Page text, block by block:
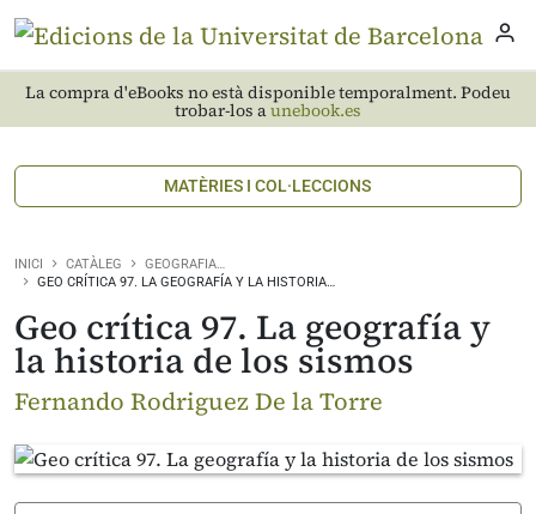
La compra d'eBooks no està disponible temporalment. Podeu
trobar-los aunebook.es
MATÈRIES I COL·LECCIONS
INICI CATÀLEG
GEOGRAFIA…
GEO CRÍTICA 97. LA GEOGRAFÍA Y LA HISTORIA…
Geo crítica 97. La geografía y
la historia de los sismos
Fernando Rodriguez De la Torre